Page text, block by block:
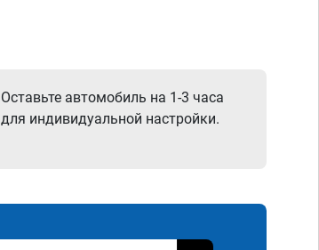
Оставьте автомобиль на 1-3 часа
для индивидуальной настройки.